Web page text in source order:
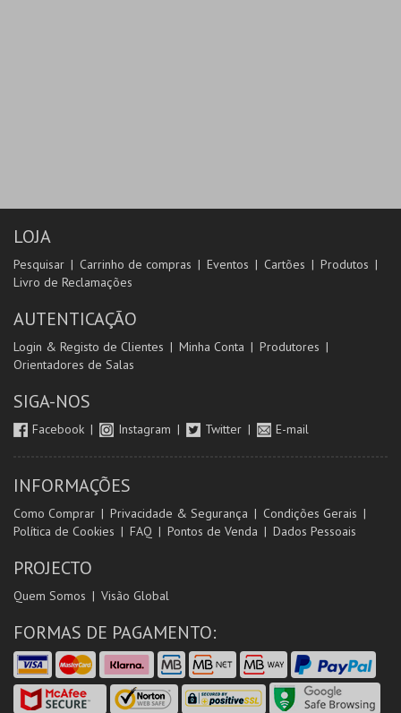
LOJA
Pesquisar Carrinho de compras Eventos Cartões
Produtos
Livro de Reclamações
AUTENTICAÇÃO
Login & Registo de Clientes Minha Conta
Produtores
Orientadores de Salas
SIGA-NOS
Facebook Instagram Twitter E-mail
INFORMAÇÕES
Como Comprar Privacidade & Segurança
Condições Gerais
Política de Cookies
FAQ Pontos de Venda Dados Pessoais
PROJECTO
Quem Somos Visão Global
FORMAS DE PAGAMENTO: